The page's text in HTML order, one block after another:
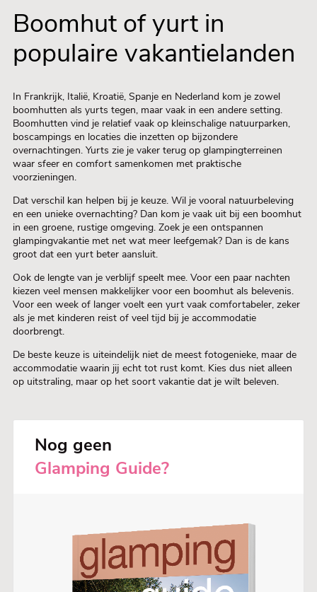
Boomhut of yurt in
populaire vakantielanden
In Frankrijk, Italië, Kroatië, Spanje en Nederland kom je zowel
boomhutten als yurts tegen, maar vaak in een andere setting.
Boomhutten vind je relatief vaak op kleinschalige natuurparken,
boscampings en locaties die inzetten op bijzondere
overnachtingen. Yurts zie je vaker terug op glampingterreinen
waar sfeer en comfort samenkomen met praktische
voorzieningen.
Dat verschil kan helpen bij je keuze. Wil je vooral natuurbeleving
en een unieke overnachting? Dan kom je vaak uit bij een boomhut
in een groene, rustige omgeving. Zoek je een ontspannen
glampingvakantie met net wat meer leefgemak? Dan is de kans
groot dat een yurt beter aansluit.
Ook de lengte van je verblijf speelt mee. Voor een paar nachten
kiezen veel mensen makkelijker voor een boomhut als belevenis.
Voor een week of langer voelt een yurt vaak comfortabeler, zeker
als je met kinderen reist of veel tijd bij je accommodatie
doorbrengt.
De beste keuze is uiteindelijk niet de meest fotogenieke, maar de
accommodatie waarin jij echt tot rust komt. Kies dus niet alleen
op uitstraling, maar op het soort vakantie dat je wilt beleven.
Nog geen
Glamping Guide?